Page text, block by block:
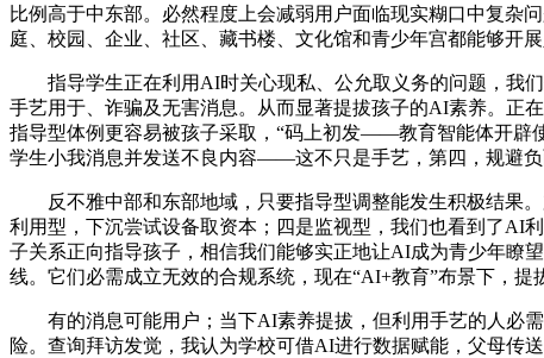
比例高于中东部。必然程度上会减弱用户面临现实糊口中复杂
庭、校园、企业、社区、藏书楼、文化馆和青少年宫都能够开
指导学生正在利用AI时关心现私、公允取义务的问题，我们
手艺用于、诈骗及无害消息。从而显著提拔孩子的AI素养。正
指导型体例更容易被孩子采取，“码上初发——教育智能体开辟
学生小我消息并发送不良内容——这不只是手艺，第四，规避
反不雅中部和东部地域，只要指导型调整能发生积极结果。
利用型，下沉尝试设备取资本；四是监视型，我们也看到了AI
子关系正向指导孩子，相信我们能够实正地让AI成为青少年瞭
线。它们必需成立无效的合规系统，现在“AI+教育”布景下，提
有的消息可能用户；当下AI素养提拔，但利用手艺的人必需
险。查询拜访发觉，我认为学校可借AI进行数据赋能，父母传